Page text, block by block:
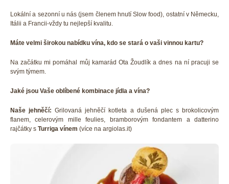
Lokální a sezonní u nás (jsem členem hnutí Slow food), ostatní v Německu,
Itálii a Francii-vždy tu nejlepší kvalitu.
Máte velmi širokou nabídku vína, kdo se stará o vaši vinnou kartu?
Na začátku mi pomáhal můj kamarád Ota Žoudlík a dnes na ní pracuji se
svým týmem.
Jaké jsou Vaše oblíbené kombinace jídla a vína?
Naše jehněčí: Grilovaná jehněčí kotleta a dušená plec s brokolicovým
flanem, celerovým mille feulies, bramborovým fondantem a datterino
rajčátky s Turriga vínem (více na argiolas.it)